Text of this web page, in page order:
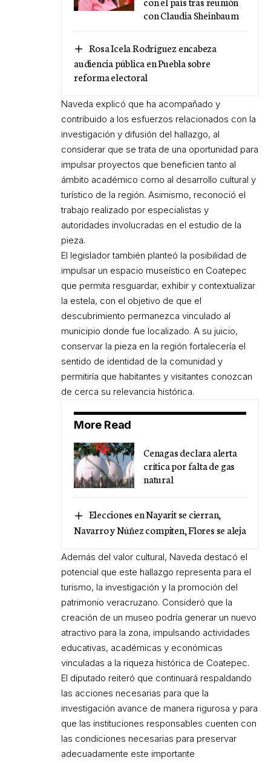
con Claudia Sheinbaum
Rosa Icela Rodríguez encabeza
audiencia pública en Puebla sobre
reforma electoral
Naveda explicó que ha acompañado y
contribuido a los esfuerzos relacionados con la
investigación y difusión del hallazgo, al
considerar que se trata de una oportunidad para
impulsar proyectos que beneficien tanto al
ámbito académico como al desarrollo cultural y
turístico de la región. Asimismo, reconoció el
trabajo realizado por especialistas y
autoridades involucradas en el estudio de la
pieza.
El legislador también planteó la posibilidad de
impulsar un espacio museístico en Coatepec
que permita resguardar, exhibir y contextualizar
la estela, con el objetivo de que el
descubrimiento permanezca vinculado al
municipio donde fue localizado. A su juicio,
conservar la pieza en la región fortalecería el
sentido de identidad de la comunidad y
permitiría que habitantes y visitantes conozcan
de cerca su relevancia histórica.
More Read
Cenagas declara alerta
crítica por falta de gas
natural
Elecciones en Nayarit se cierran,
Navarro y Núñez compiten, Flores se aleja
Además del valor cultural, Naveda destacó el
potencial que este hallazgo representa para el
turismo, la investigación y la promoción del
patrimonio veracruzano. Consideró que la
creación de un museo podría generar un nuevo
atractivo para la zona, impulsando actividades
educativas, académicas y económicas
vinculadas a la riqueza histórica de Coatepec.
El diputado reiteró que continuará respaldando
las acciones necesarias para que la
investigación avance de manera rigurosa y para
que las instituciones responsables cuenten con
las condiciones necesarias para preservar
adecuadamente este importante